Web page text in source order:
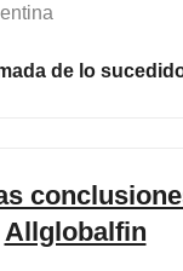
de lo
Allglobalfin